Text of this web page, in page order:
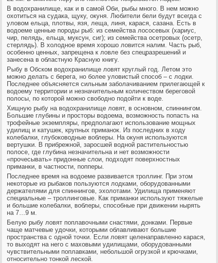
В водохранилище, как и в самой Оби, рыбы много. В нем можно
охотиться на судака, щуку, окуня. Любители бели будут всегда с
уловом ельца, плотвы, язя, леща, линя, карася, сазана. Есть в
водоеме ценные породы рыб: из семейства лососевых (хариус,
чир, пелядь, ельца, муксун, сиг); из семейства осетровых (осетр,
стерлядь). В холодное время хорошо ловится налим. Часть рыб,
особенно ценных, запрещена к ловле без спецразрешений и
занесена в областную Красную книгу.
Рыбу в Обском водохранилище ловят круглый год. Летом это
можно делать с берега, но более уловистый способ – с лодки.
Последнее объясняется сильным заболачиванием прилегающей к
водоему территории и незначительным количеством береговой
полосы, по которой можно свободно подойти к воде.
Хищную рыбу на водохранилище ловят, в основном, спиннингом.
Большие глубины и просторы водоема, возможность попасть на
трофейные экземпляры, предполагают использование мощных
удилищ и катушек, крупных приманок. Из последних в ходу
колебалки, глубоководные воблеры. На окуня используются
вертушки. В прибрежной, заросшей водной растительностью
полосе, где глубина незначительна и нет возможности
«прочесывать» придонные слои, подходят поверхностных
приманки, в частности, попперы.
Последнее время на водоеме развивается троллинг. При этом
некоторые из рыбаков пользуются лодками, оборудованными
держателями для спиннингов, эхолотами. Удилища применяют
специальные – троллинговые. Как приманки используют тяжелые
и большие колебалки, воблеры, способные при движении нырять
на 7…9 м.
Белую рыбу ловят поплавочными снастями, донками. Первые
чаще матчевые удочки, которыми облавливают большие
пространства с одной точки. Если ловят целенаправленно карася,
то выходят на него с маховыми удилищами, оборудованными
чувствительными поплавками, небольшой огрузкой и крючками,
относительно тонкой леской.